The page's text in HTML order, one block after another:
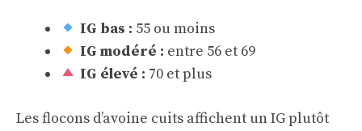
IG bas : 55 ou moins
IG modéré : entre 56 et 69
IG élevé : 70 et plus
Les flocons d’avoine cuits affichent un IG plutôt